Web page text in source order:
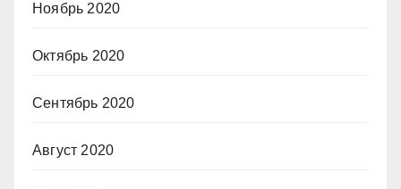
Ноябрь 2020
Октябрь 2020
Сентябрь 2020
Август 2020